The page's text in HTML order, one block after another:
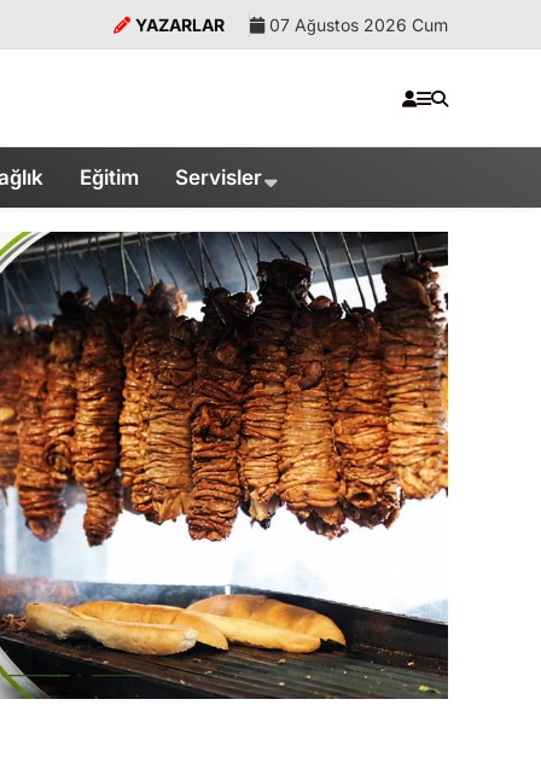
YAZARLAR 07 Ağustos 2026 Cum
Eğitim Servisler